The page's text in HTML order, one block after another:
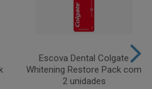
Escova Dental Colgate
Whitening Restore Pack com
2 unidades